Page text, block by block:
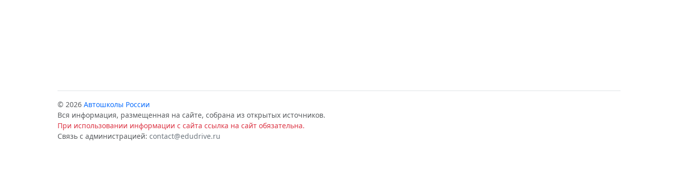
© 2026 Автошколы России
Вся информация, размещенная на сайте, собрана из открытых источников.
При использовании информации с сайта ссылка на сайт обязательна.
Связь с администрацией: contact@edudrive.ru